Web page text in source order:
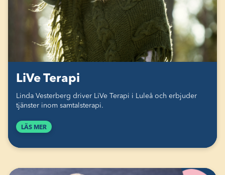
LiVe Terapi
Linda Vesterberg driver LiVe Terapi i Luleå och erbjuder
tjänster inom samtalsterapi.
LÄS MER